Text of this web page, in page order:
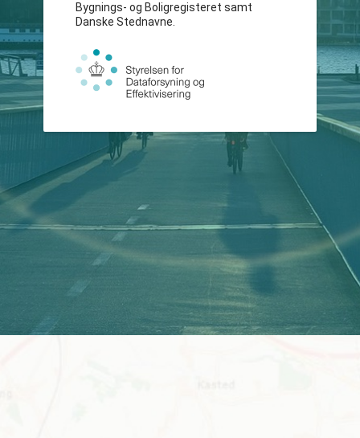
Bygnings- og Boligregisteret samt
Danske Stednavne.